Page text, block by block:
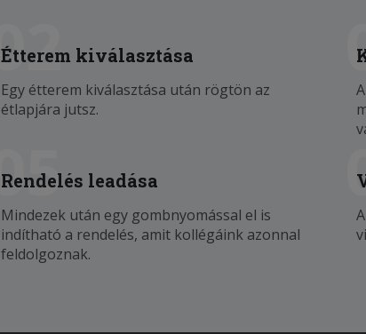
02
Étterem kiválasztása
Egy étterem kiválasztása után rögtön az
étlapjára jutsz.
05
Rendelés leadása
Mindezek után egy gombnyomással el is
indítható a rendelés, amit kollégáink azonnal
feldolgoznak.